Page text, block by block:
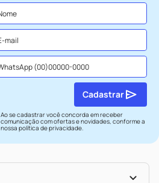
Ao se cadastrar você concorda em receber
comunicação com ofertas e novidades, conforme a
nossapolítica de privacidade.
Cadastrar